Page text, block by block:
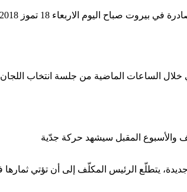
صباح اليوم الاربعاء 18 تموز 2018
الساعات الماضية من جلسة انتخاب اللجان
والأسبوع المقبل سيشهد حركة جدّية
يتطلّع الرئيس المكلّف إلى أن تؤتي ثمارها